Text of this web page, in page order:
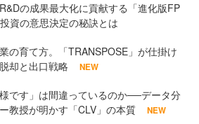
の成果最大化に貢献する「進化版FP
資の意思決定の秘訣とは
の育て方。「TRANSPOSE」が仕掛け
却と出口戦略
NEW
です」は間違っているのか──データ分
教授が明かす「CLV」の本質
NEW